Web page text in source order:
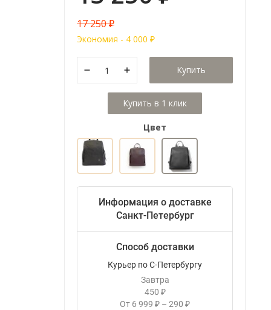
17 250₽
Экономия - 4 000 ₽
Купить
Цвет
Информация о доставке
Санкт-Петербург
Способ доставки
Курьер по С-Петербургу
Завтра
450 ₽
От 6 999 ₽ – 290 ₽